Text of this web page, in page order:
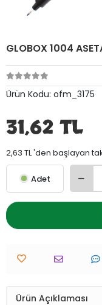
GLOBOX 1004
Ürün Kodu: ofm_3175
31,62 TL
2,63 TL 'den başlayan
Adet
Ürün Açıklaması